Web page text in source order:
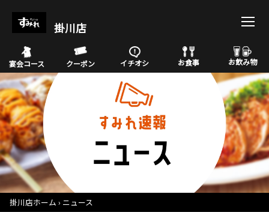
掛川店
宴会コース クーポン イチオシ お食事 お飲み物
掛川店ホーム ニュース